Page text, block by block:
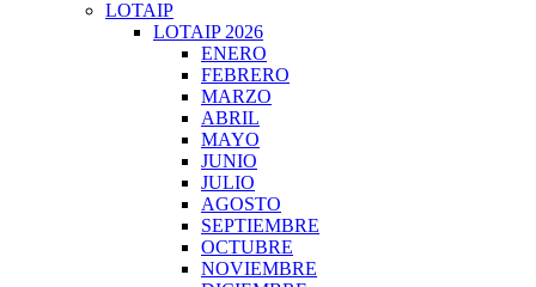
LOTAIP
LOTAIP 2026
ENERO
FEBRERO
MARZO
ABRIL
MAYO
JUNIO
JULIO
AGOSTO
SEPTIEMBRE
OCTUBRE
NOVIEMBRE